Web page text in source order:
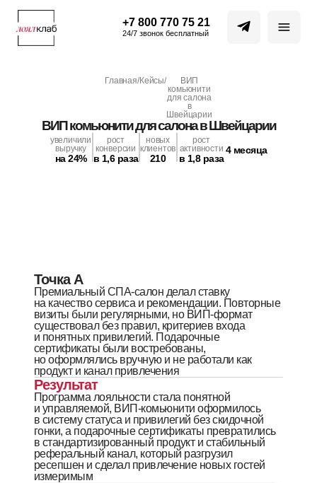
+7 800 770 75 21
24/7 звонок бесплатный
Главная/Кейсы/
ВИП
комьюнити
для салона
в
Швейцарии
ВИП комьюнити для салона в Швейцарии
увеличили
выручку
на 24%
рост
конверсии
в 1,6 раза
новых
клиентов
210
рост
активности
в 1,8 раза
4 месяца
Точка А
Премиальный СПА-салон делал ставку
на качество сервиса и рекомендации. Повторные
визиты были регулярными, но ВИП-формат
существовал без правил, критериев входа
и понятных привилегий. Подарочные
сертификаты были востребованы,
но оформлялись вручную и не работали как
продукт и канал привлечения
Результат
Программа лояльности стала понятной
и управляемой, ВИП-комьюнити оформилось
в систему статуса и привилегий без скидочной
гонки, а подарочные сертификаты превратились
в стандартизированный продукт и стабильный
реферальный канал, который разгрузил
ресепшен и сделал привлечение новых гостей
измеримым